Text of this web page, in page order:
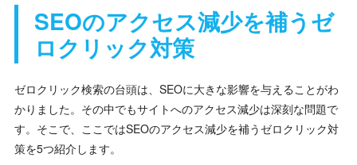
SEOのアクセス減少を補うゼ
ロクリック対策
ゼロクリック検索の台頭は、SEOに大きな影響を与えることがわ
かりました。その中でもサイトへのアクセス減少は深刻な問題で
す。そこで、ここではSEOのアクセス減少を補うゼロクリック対
策を5つ紹介します。